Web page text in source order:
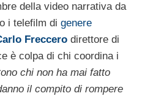
della video narrativa da
i telefilm di genere
Freccero direttore di
è colpa di chi coordina i
chi non ha mai fatto
il compito di rompere